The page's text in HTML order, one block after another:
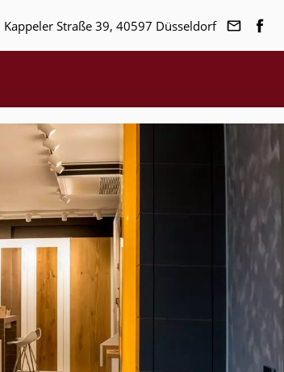
Kappeler Straße 39, 40597 Düsseldorf